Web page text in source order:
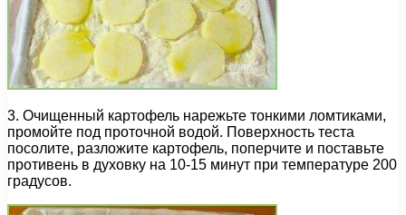
3. Очищенный картофель нарежьте тонкими ломтиками,
промойте под проточной водой. Поверхность теста
посолите, разложите картофель, поперчите и поставьте
противень в духовку на 10-15 минут при температуре 200
градусов.